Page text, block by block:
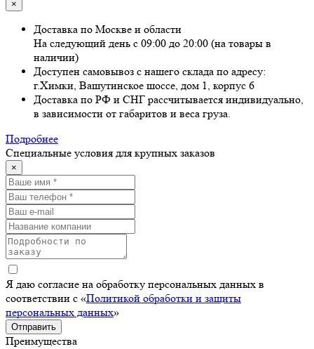
×
Доставка по Москве и области
На следующий день с 09:00 до 20:00 (на товары в
наличии)
Доступен самовывоз с нашего склада по адресу:
г.Химки, Вашутинское шоссе, дом 1, корпус 6
Доставка по РФ и СНГ рассчитывается индивидуально,
в зависимости от габаритов и веса груза.
Подробнее
Специальные условия для крупных заказов
×
Я даю согласие на обработку персональных данных в
соответствии с «Политикой обработки и защиты
персональных данных»
Отправить
Преимущества